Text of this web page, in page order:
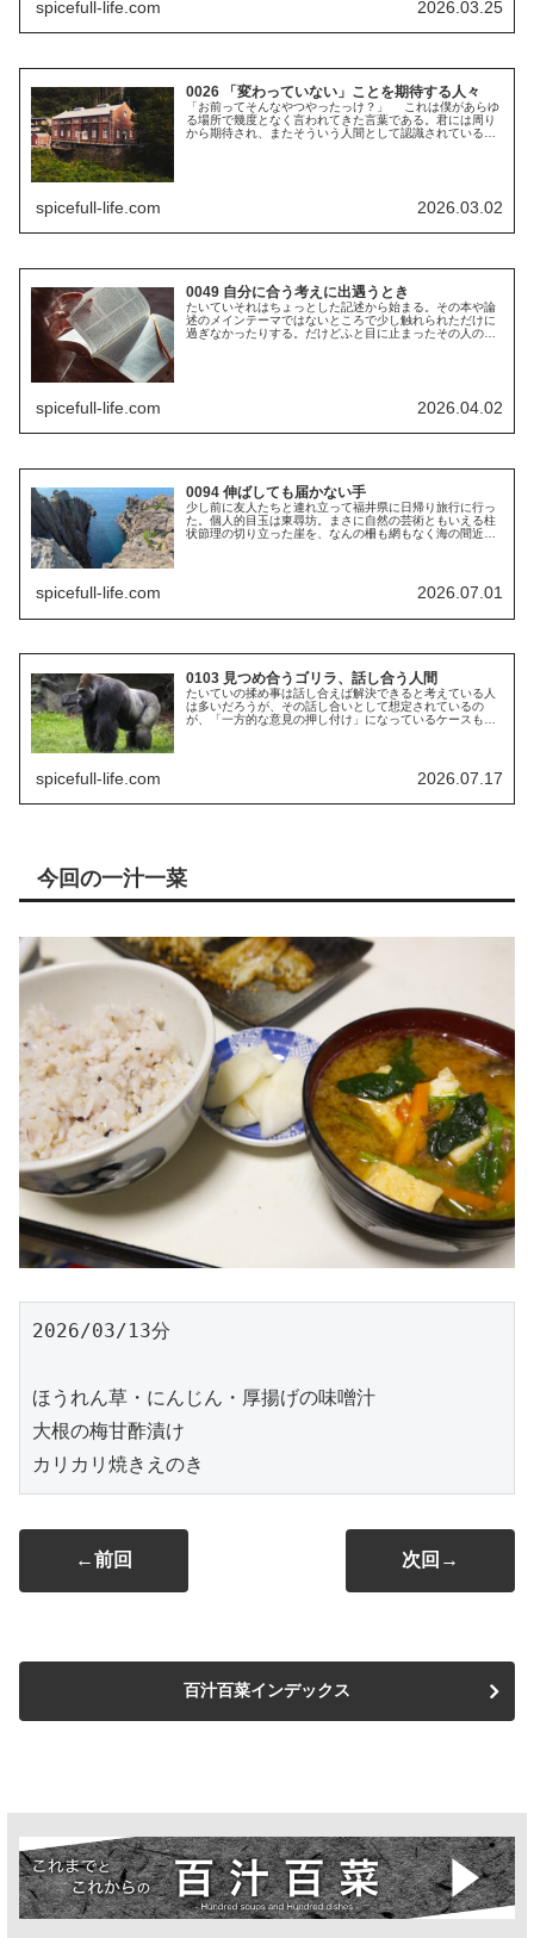
spicefull-life.com 2026.03.25
0026 「変わっていない」ことを期待する人々
「お前ってそんなやつやったっけ？」 これは僕があらゆ
る場所で幾度となく言われてきた言葉である。君には周り
から期待され、またそういう人間として認識されているキ
spicefull-life.com 2026.03.02
0049 自分に合う考えに出遇うとき
たいていそれはちょっとした記述から始まる。その本や論
述のメインテーマではないところで少し触れられただけに
過ぎなかったりする。だけどふと目に止まったその人の
spicefull-life.com 2026.04.02
0094 伸ばしても届かない手
少し前に友人たちと連れ立って福井県に日帰り旅行に行っ
た。個人的目玉は東尋坊。まさに自然の芸術ともいえる柱
状節理の切り立った崖を、なんの柵も網もなく海の間近ま
spicefull-life.com 2026.07.01
0103 見つめ合うゴリラ、話し合う人間
たいていの揉め事は話し合えば解決できると考えている人
は多いだろうが、その話し合いとして想定されているの
が、「一方的な意見の押し付け」になっているケースもま
spicefull-life.com 2026.07.17
今回の一汁一菜
2026/03/13分
ほうれん草・にんじん・厚揚げの味噌汁
大根の梅甘酢漬け
カリカリ焼きえのき
←前回 次回→
百汁百菜インデックス